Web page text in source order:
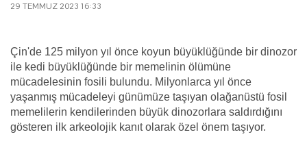
29 TEMMUZ 2023 16:33
Çin'de 125 milyon yıl önce koyun büyüklüğünde bir dinozor
ile kedi büyüklüğünde bir memelinin ölümüne
mücadelesinin fosili bulundu. Milyonlarca yıl önce
yaşanmış mücadeleyi günümüze taşıyan olağanüstü fosil
memelilerin kendilerinden büyük dinozorlara saldırdığını
gösteren ilk arkeolojik kanıt olarak özel önem taşıyor.